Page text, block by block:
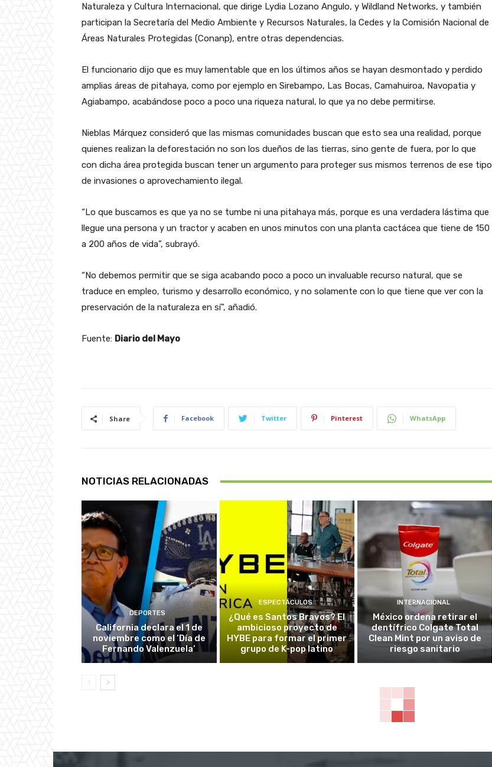
Naturaleza y Cultura Internacional, que dirige Lydia Lozano Angulo, y Wildland Networks, y también
participan la Secretaría del Medio Ambiente y Recursos Naturales, la Cedes y la Comisión Nacional de
Áreas Naturales Protegidas (Conanp), entre otras dependencias.
El funcionario dijo que es muy lamentable que en los últimos años se hayan desmontado y perdido
amplias áreas de pitahaya, como por ejemplo en Sirebampo, Las Bocas, Camahuiroa, Navopatia y
Agiabampo, acabándose poco a poco una riqueza natural, lo que ya no debe permitirse.
Nieblas Márquez consideró que las mismas comunidades buscan que esto sea una realidad, porque
quienes realizan la deforestación no son los dueños de las tierras, sino gente de fuera, por lo que
con dicha área protegida buscan tener un argumento para proteger sus mismos terrenos de ese tipo
de invasiones o aprovechamiento ilegal.
“Lo que buscamos es que ya no se tumbe ni una pitahaya más, porque es una verdadera lástima que
llegue una persona y un tractor y acaben en unos minutos con una planta cactácea que tiene de 150
a 200 años de vida”, subrayó.
“No debemos permitir que se siga acabando poco a poco un invaluable recurso natural, que se
traduce en empleo, turismo y desarrollo económico, y no solamente con lo que tiene que ver con la
preservación de la naturaleza en sí”, añadió.
Fuente: Diario del Mayo
Share Facebook Twitter Pinterest WhatsApp
NOTICIAS RELACIONADAS
DEPORTES
California declara el 1 de
noviembre como el ‘Día de
Fernando Valenzuela’
ESPECTÁCULOS
¿Qué es Santos Bravos? El
ambicioso proyecto de
HYBE para formar el primer
grupo de K-pop latino
INTERNACIONAL
México ordena retirar el
dentífrico Colgate Total
Clean Mint por un aviso de
riesgo sanitario